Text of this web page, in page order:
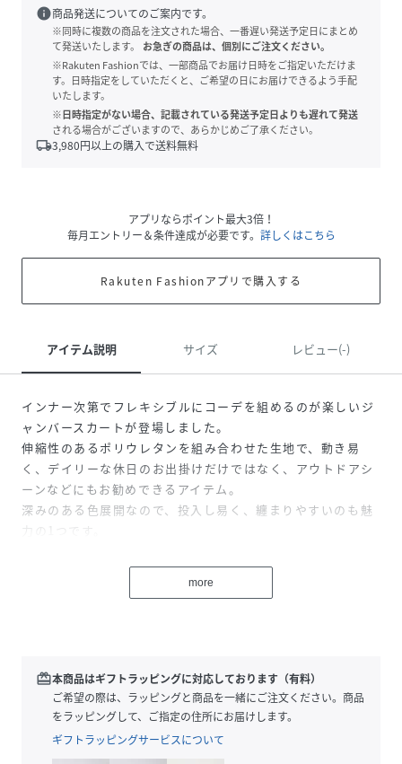
info商品発送についてのご案内です。
※同時に複数の商品を注文された場合、一番遅い発送予定日にまとめ
て発送いたします。
お急ぎの商品は、個別にご注文ください。
※Rakuten Fashionでは、一部商品でお届け日時をご指定いただけま
す。日時指定をしていただくと、ご希望の日にお届けできるよう手配
いたします。
※日時指定がない場合、記載されている発送予定日よりも遅れて発送
される場合がございますので、あらかじめご了承ください。
local_shipping3,980円以上の購入で送料無料
アプリならポイント最大3倍！
毎月エントリー＆条件達成が必要です。 詳しくはこちら
Rakuten Fashionアプリで購入する
アイテム説明 サイズ レビュー(-)
インナー次第でフレキシブルにコーデを組めるのが楽しいジ
ャンバースカートが登場しました。
伸縮性のあるポリウレタンを組み合わせた生地で、動き易
く、デイリーな休日のお出掛けだけではなく、アウトドアシ
ーンなどにもお勧めできるアイテム。
深みのある色展開なので、投入し易く、纏まりやすいのも魅
力の1つです。
モデル身長：162cm 着用サイズ：F
素材
コットン97%
ポリウレタン3%
F
more
redeem本商品はギフトラッピングに対応しております（有料）
ご希望の際は、ラッピングと商品を一緒にご注文ください。商品
をラッピングして、ご指定の住所にお届けします。
ギフトラッピングサービスについて